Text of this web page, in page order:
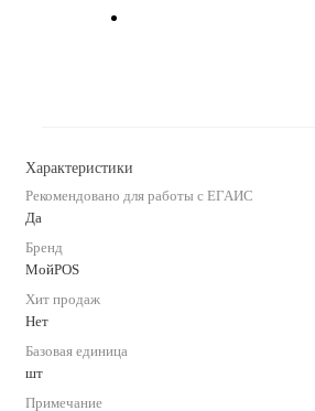
Характеристики
Рекомендовано для работы с ЕГАИС
Да
Бренд
МойPOS
Хит продаж
Нет
Базовая единица
шт
Примечание